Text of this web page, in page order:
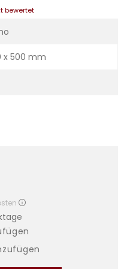
bewertet
x 500 mm